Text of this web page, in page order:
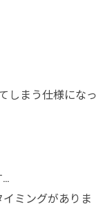
しまう仕様になっ
…
イミングがありま